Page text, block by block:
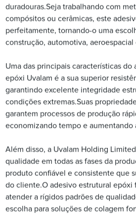
duradouras.Seja trabalhando com
compósitos ou cerâmicas, este
perfeitamente, tornando-o uma
construção, automotiva, aeroespacial
Uma das principais características do
epóxi Uvalam é a sua superior
garantindo excelente integridade
condições extremas.Suas
garantem processos de produção
economizando tempo e aumentando
Além disso, a Uvalam Holding
qualidade em todas as fases da
produto confiável e consistente que
do cliente.O adesivo estrutural epóxi
atender a rígidos padrões de
escolha para soluções de colagem